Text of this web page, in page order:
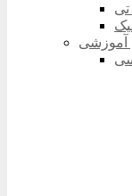
آموزشی